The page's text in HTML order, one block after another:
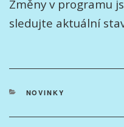
Změny v programu
sledujte aktuální
RUBRIKY
NOVINKY